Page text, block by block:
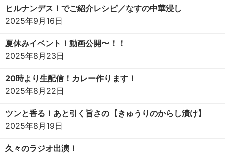
ヒルナンデス！でご紹介レシピ／なすの中華浸し
2025年9月16日
夏休みイベント！動画公開〜！！
2025年8月23日
20時より生配信！カレー作ります！
2025年8月22日
ツンと香る！あと引く旨さの【きゅうりのからし漬け】
2025年8月19日
久々のラジオ出演！